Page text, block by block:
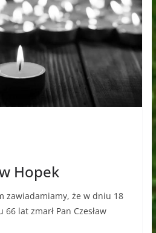
Hopek
zawiadamiamy, że w dniu 18
lat zmarł Pan Czesław